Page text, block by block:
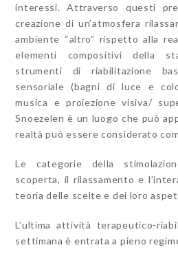
interessi. Attraverso questi
creazione di un’atmosfera
ambiente “altro” rispetto alla
elementi compositivi della
strumenti di riabilitazione
sensoriale (bagni di luce e
musica e proiezione visiva/
Snoezelen è un luogo che può
realtà può essere considerato
Le categorie della
scoperta, il rilassamento e
teoria delle scelte e dei loro
L’ultima attività terapeutico-
settimana è entrata a pieno